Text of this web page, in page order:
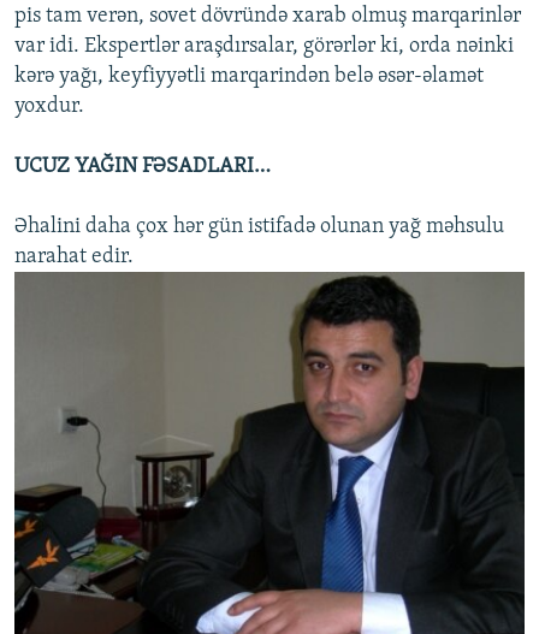
pis tam verən, sovet dövründə xarab olmuş marqarinlər
var idi. Ekspertlər araşdırsalar, görərlər ki, orda nəinki
kərə yağı, keyfiyyətli marqarindən belə əsər-əlamət
yoxdur.
UCUZ YAĞIN FƏSADLARI…
Əhalini daha çox hər gün istifadə olunan yağ məhsulu
narahat edir.